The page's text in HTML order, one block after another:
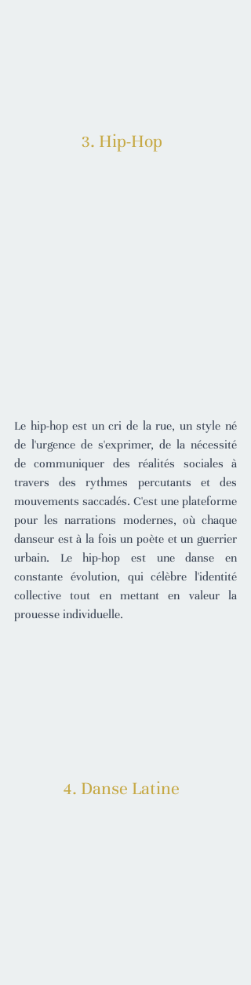
3. Hip-Hop
Le hip-hop est un cri de la rue, un style né
de l'urgence de s'exprimer, de la nécessité
de communiquer des réalités sociales à
travers des rythmes percutants et des
mouvements saccadés. C'est une plateforme
pour les narrations modernes, où chaque
danseur est à la fois un poète et un guerrier
urbain. Le hip-hop est une danse en
constante évolution, qui célèbre l'identité
collective tout en mettant en valeur la
prouesse individuelle.
4. Danse Latine